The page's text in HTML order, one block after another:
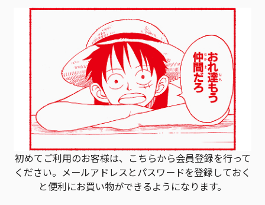
初めてご利用のお客様は、こちらから会員登録を行って
ください。 メールアドレスとパスワードを登録しておく
と便利にお買い物ができるようになります。